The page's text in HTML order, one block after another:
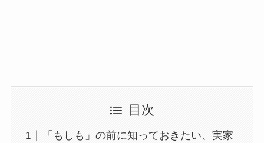
目次
「もしも」の前に知っておきたい、実家